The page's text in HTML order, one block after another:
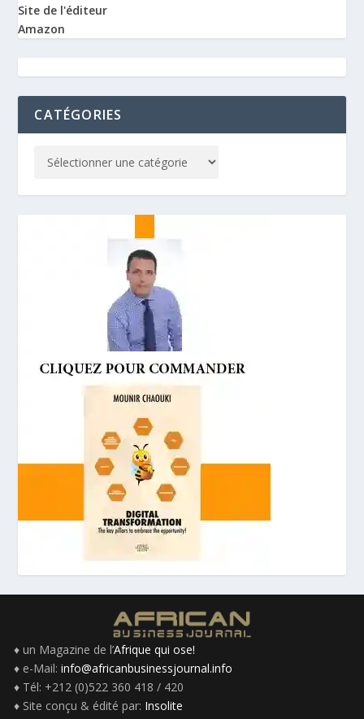
Site de l'éditeur
Amazon
CATÉGORIES
♦ un Magazine de l’Afrique qui ose!
♦ e-Mail: info@africanbusinessjournal.info
♦ Tél: +212 (0)522 360 418 / 420
♦ Site conçu & édité par: Insolite